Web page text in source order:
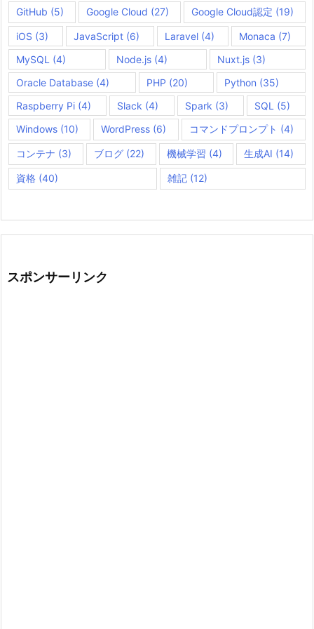
GitHub (5) Google Cloud (27) Google Cloud認定 (19)
iOS (3) JavaScript(6) Laravel(4) Monaca (7)
MySQL (4) Node.js(4) Nuxt.js (3)
Oracle Database (4) PHP (20) Python (35)
Raspberry Pi (4) Slack (4) Spark (3) SQL (5)
Windows (10) WordPress (6) コマンドプロンプト (4)
コンテナ (3) ブログ(22) 機械学習 (4) 生成AI (14)
資格 (40) 雑記(12)
スポンサーリンク